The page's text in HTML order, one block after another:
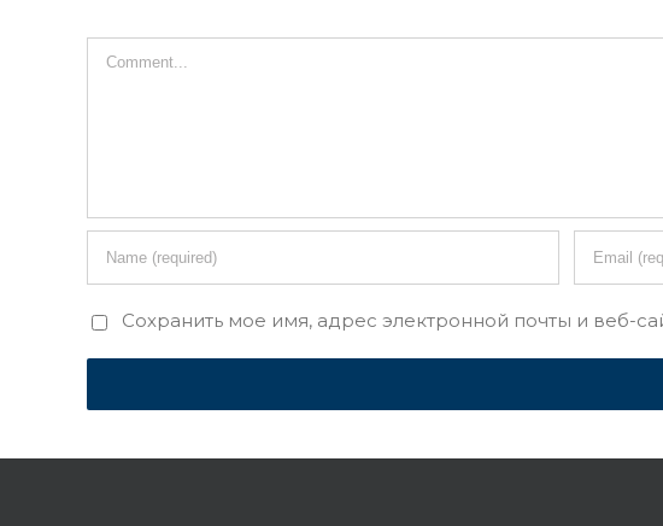
Сохранить мое имя, адрес электронной почты и веб-